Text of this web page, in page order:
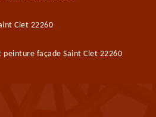
Clet 22260
façade Saint Clet 22260